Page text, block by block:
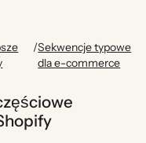
/Sekwencje typowe
dla e-commerce